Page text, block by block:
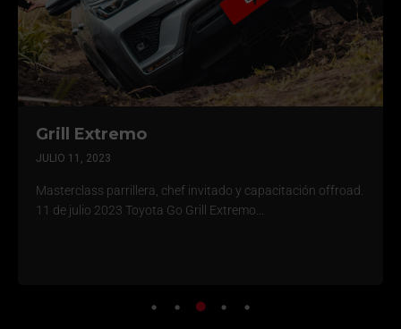
Grill Extremo
JULIO 11, 2023
Masterclass parrillera, chef invitado y capacitación offroad.
11 de julio 2023 Toyota Go Grill Extremo…